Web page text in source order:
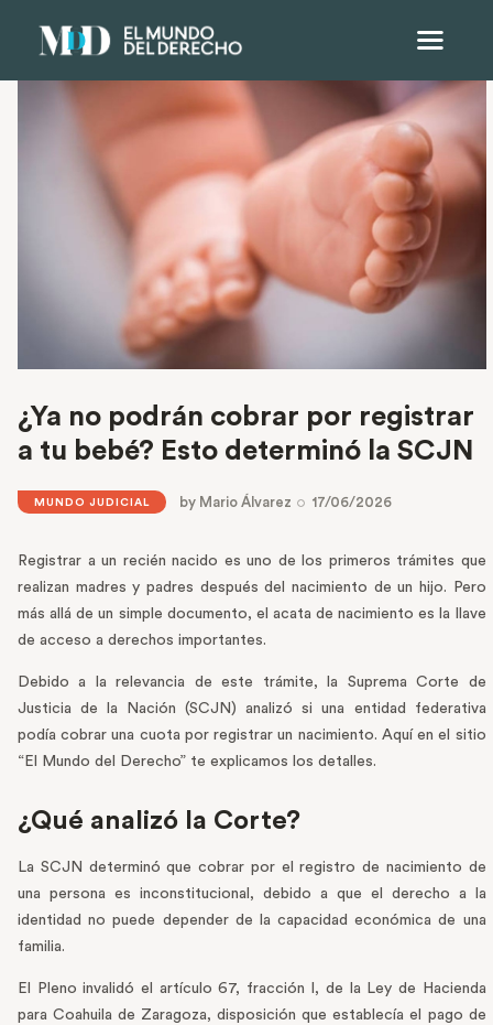
¿Ya no podrán cobrar por registrar
a tu bebé? Esto determinó la SCJN
MUNDO JUDICIAL by Mario Álvarez 17/06/2026
Registrar a un recién nacido es uno de los primeros trámites que
realizan madres y padres después del nacimiento de un hijo. Pero
más allá de un simple documento, el acata de nacimiento es la llave
de acceso a derechos importantes.
Debido a la relevancia de este trámite, la Suprema Corte de
Justicia de la Nación (SCJN) analizó si una entidad federativa
podía cobrar una cuota por registrar un nacimiento. Aquí en el sitio
“El Mundo del Derecho” te explicamos los detalles.
¿Qué analizó la Corte?
La SCJN determinó que cobrar por el registro de nacimiento de
una persona es inconstitucional, debido a que el derecho a la
identidad no puede depender de la capacidad económica de una
familia.
El Pleno invalidó el artículo 67, fracción I, de la Ley de Hacienda
para Coahuila de Zaragoza, disposición que establecía el pago de